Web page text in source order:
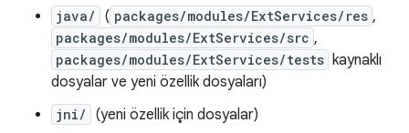
java/ ( packages/modules/ExtServices/res ,
packages/modules/ExtServices/src ,
packages/modules/ExtServices/tests kaynaklı
dosyalar ve yeni özellik dosyaları)
jni/ (yeni özellik için dosyalar)